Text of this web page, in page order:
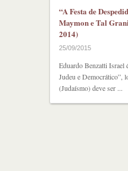
“A Festa de
Maymon e Tal
2014)
25/09/2015
Eduardo Benzatti Israel
Judeu e Democrático”,
(Judaísmo) deve ser ...